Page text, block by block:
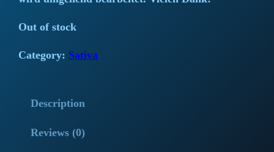
Out of stock
Category: Sativa
Description
Reviews (0)